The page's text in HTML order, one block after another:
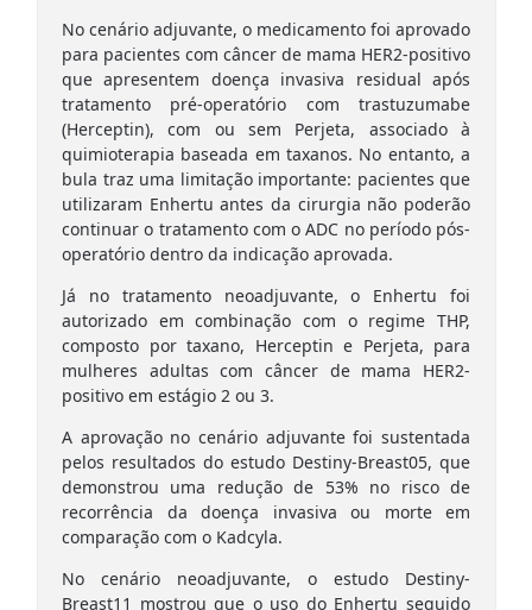
No cenário adjuvante, o medicamento foi aprovado
para pacientes com câncer de mama HER2-positivo
que apresentem doença invasiva residual após
tratamento pré-operatório com trastuzumabe
(Herceptin), com ou sem Perjeta, associado à
quimioterapia baseada em taxanos. No entanto, a
bula traz uma limitação importante: pacientes que
utilizaram Enhertu antes da cirurgia não poderão
continuar o tratamento com o ADC no período pós-
operatório dentro da indicação aprovada.
Já no tratamento neoadjuvante, o Enhertu foi
autorizado em combinação com o regime THP,
composto por taxano, Herceptin e Perjeta, para
mulheres adultas com câncer de mama HER2-
positivo em estágio 2 ou 3.
A aprovação no cenário adjuvante foi sustentada
pelos resultados do estudo Destiny-Breast05, que
demonstrou uma redução de 53% no risco de
recorrência da doença invasiva ou morte em
comparação com o Kadcyla.
No cenário neoadjuvante, o estudo Destiny-
Breast11 mostrou que o uso do Enhertu seguido